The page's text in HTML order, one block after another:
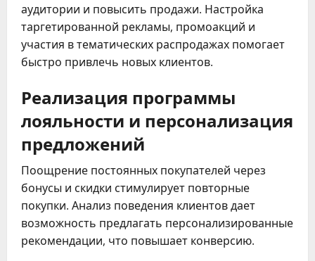
аудитории и повысить продажи. Настройка
таргетированной рекламы, промоакций и
участия в тематических распродажах помогает
быстро привлечь новых клиентов.
Реализация программы
лояльности и персонализация
предложений
Поощрение постоянных покупателей через
бонусы и скидки стимулирует повторные
покупки. Анализ поведения клиентов дает
возможность предлагать персонализированные
рекомендации, что повышает конверсию.